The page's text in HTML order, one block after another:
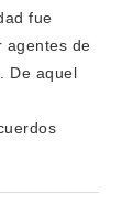
fue
agentes de
De aquel